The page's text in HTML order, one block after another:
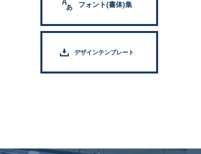
フォント(書体)集
デザインテンプレート